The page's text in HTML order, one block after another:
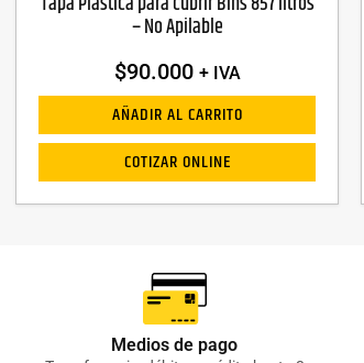
– No Apilable
$90.000 + IVA
AÑADIR AL CARRITO
COTIZAR ONLINE
Medios de pago